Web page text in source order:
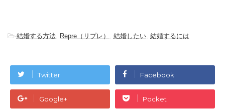
-結婚する方法, Repre（リプレ） , 結婚したい, 結婚するには
Twitter Facebook
Google+ Pocket